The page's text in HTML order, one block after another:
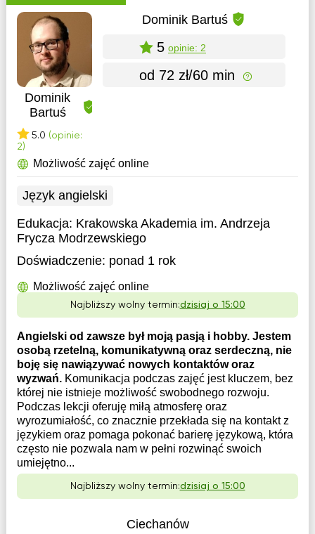
Dominik
Bartuś
5.0 (opinie:
2)
Dominik Bartuś
5 opinie: 2
od 72 zł/60 min
Możliwość zajęć online
Język angielski
Edukacja: Krakowska Akademia im. Andrzeja
Frycza Modrzewskiego
Doświadczenie: ponad 1 rok
Możliwość zajęć online
Najbliższy wolny termin:dzisiaj o 15:00
Angielski od zawsze był moją pasją i hobby. Jestem
osobą rzetelną, komunikatywną oraz serdeczną, nie
boję się nawiązywać nowych kontaktów oraz
wyzwań. Komunikacja podczas zajęć jest kluczem, bez
której nie istnieje możliwość swobodnego rozwoju.
Podczas lekcji oferuję miłą atmosferę oraz
wyrozumiałość, co znacznie przekłada się na kontakt z
językiem oraz pomaga pokonać barierę językową, która
często nie pozwala nam w pełni rozwinąć swoich
umiejętno...
Najbliższy wolny termin:dzisiaj o 15:00
Ciechanów